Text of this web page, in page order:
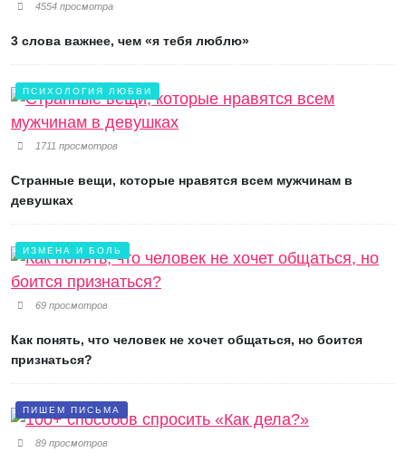
4554 просмотра
3 слова важнее, чем «я тебя люблю»
ПСИХОЛОГИЯ ЛЮБВИ
1711 просмотров
Странные вещи, которые нравятся всем мужчинам в
девушках
ИЗМЕНА И БОЛЬ
69 просмотров
Как понять, что человек не хочет общаться, но боится
признаться?
ПИШЕМ ПИСЬМА
89 просмотров